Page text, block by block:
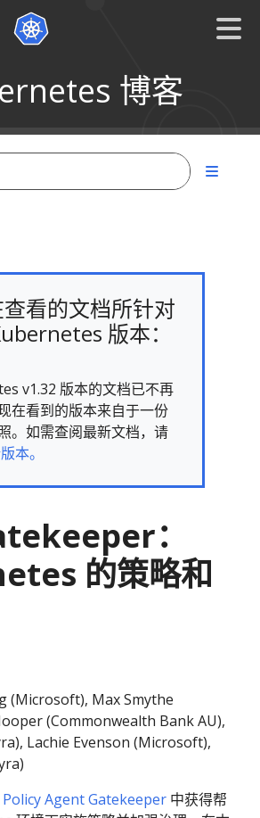
博客
看的文档所针对
版本：
v1.32 版本的文档已不再
在看到的版本来自于一份
。如需查阅最新文档，请
本。
：
的策略和
(Microsoft), Max Smythe
(Commonwealth Bank AU),
Lachie Evenson (Microsoft),
Agent Gatekeeper 中获得帮